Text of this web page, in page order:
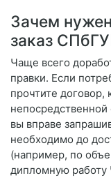
Зачем
заказ
Чаще всего
правки. Если
прочтите
непосредственной
вы вправе
необходимо до
(например, по
дипломную работу